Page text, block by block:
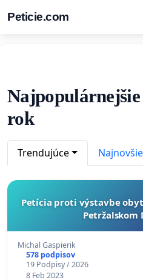
Peticie.com
rok
Trendujúce
Petícia proti výstavbe obytných
Petržalskom
Michal Gaspierik
578 podpisov
19 Podpisy / 2026
8 Feb 2023